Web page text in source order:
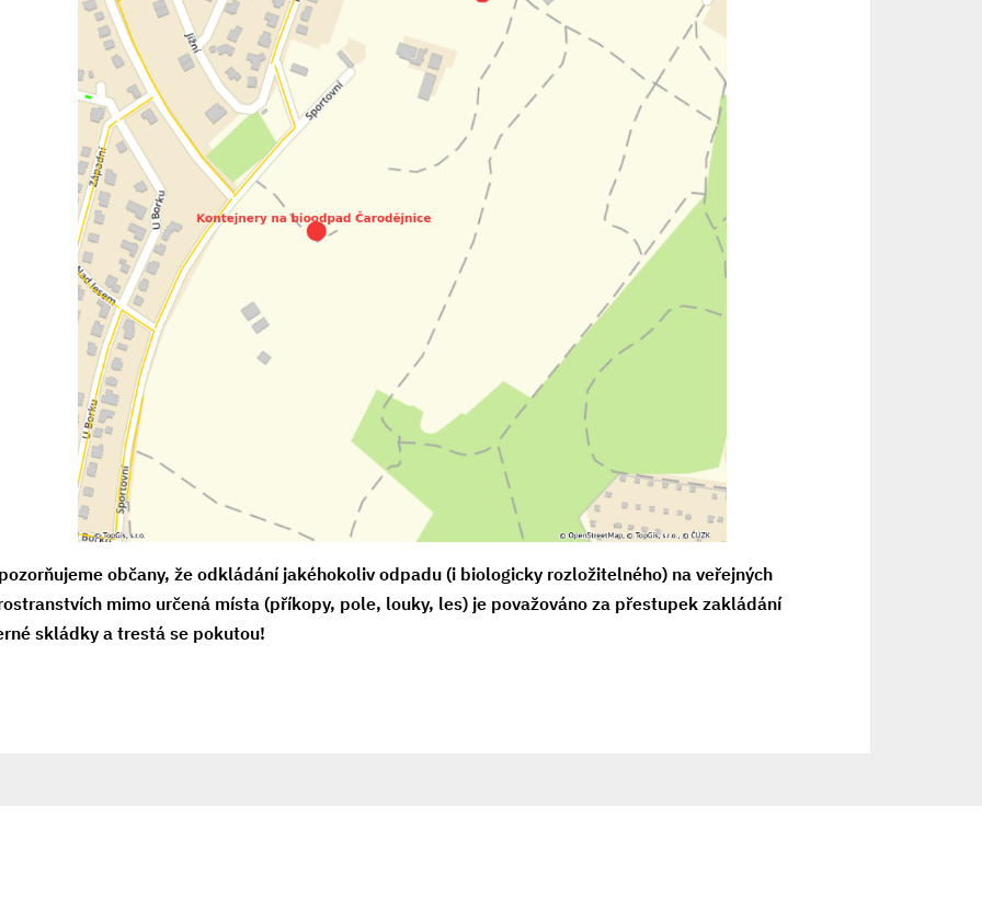
občany, že odkládání jakéhokoliv odpadu (i biologicky rozložitelného) na veřejných
mimo určená místa (příkopy, pole, louky, les) je považováno za přestupek zakládání
skládky a trestá se pokutou!